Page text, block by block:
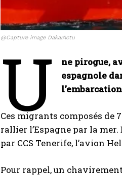
@Capture image DakarActu
U
ne pirogue,
espagnole
Ces migrants composés de
rallier l’Espagne par la
par CCS Tenerife, l’avion
Pour rappel, un